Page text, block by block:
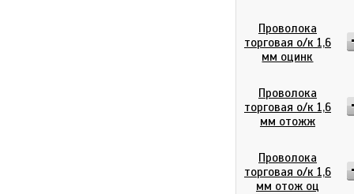
Проволока
торговая о/к 1,6
мм оцинк
Проволока
торговая о/к 1,6
мм отожж
Проволока
торговая о/к 1,6
мм отож оц